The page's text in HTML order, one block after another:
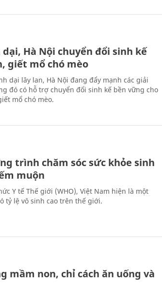
Hà Nội chuyển đổi sinh kế
giết mổ chó mèo
dại lây lan, Hà Nội đang đẩy mạnh các giải
đó có hỗ trợ chuyển đổi sinh kế bền vững cho
mổ chó mèo.
trình chăm sóc sức khỏe sinh
muộn
Y tế Thế giới (WHO), Việt Nam hiện là một
tỷ lệ vô sinh cao trên thế giới.
mầm non, chỉ cách ăn uống và